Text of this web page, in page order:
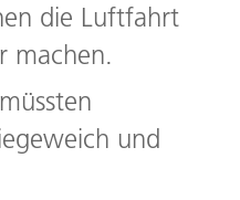
die Luftfahrt
machen.
und